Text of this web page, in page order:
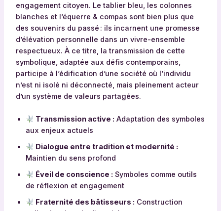
engagement citoyen. Le tablier bleu, les colonnes
blanches et l’équerre & compas sont bien plus que
des souvenirs du passé : ils incarnent une promesse
d’élévation personnelle dans un vivre-ensemble
respectueux. À ce titre, la transmission de cette
symbolique, adaptée aux défis contemporains,
participe à l’édification d’une société où l’individu
n’est ni isolé ni déconnecté, mais pleinement acteur
d’un système de valeurs partagées.
Transmission active : Adaptation des symboles
aux enjeux actuels
Dialogue entre tradition et modernité :
Maintien du sens profond
Éveil de conscience : Symboles comme outils
de réflexion et engagement
Fraternité des bâtisseurs : Construction